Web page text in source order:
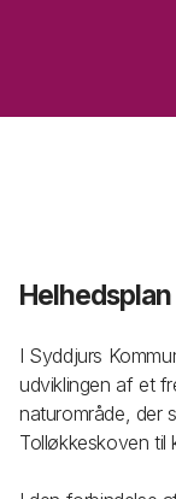
I Syddjurs
udviklingen af et
naturområde, der
Tolløkkeskoven